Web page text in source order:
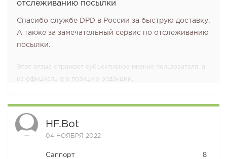
отслеживанию посылки
Спасибо службе DPD в России за быструю доставку.
А также за замечательный сервис по отслеживанию
посылки.
Этот отзыв отражает субъективное мнение пользователя, а
не официальную позицию редакции.
HF.bot
04 НОЯБРЯ 2022
Саппорт 8